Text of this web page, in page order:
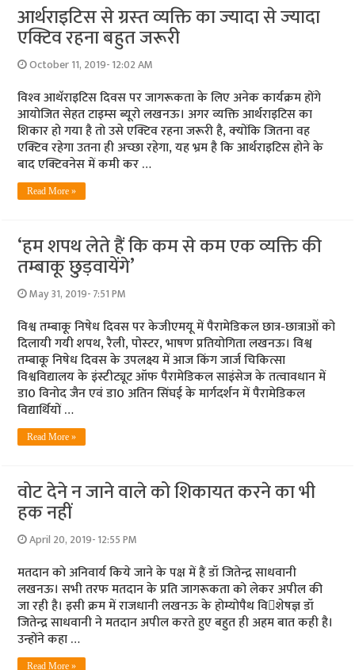
आर्थराइटिस से ग्रस्‍त व्‍यक्ति का ज्‍यादा से ज्‍यादा
एक्टिव रहना बहुत जरूरी
October 11, 2019- 12:02 AM
विश्‍व आथॅराइटिस दिवस पर जागरूकता के लिए अनेक कार्यक्रम होंगे
आयोजित सेहत टाइम्‍स ब्‍यूरो लखनऊ। अगर व्‍यक्ति आर्थराइटिस का
शिकार हो गया है तो उसे एक्टिव रहना जरूरी है, क्‍योंकि जितना वह
एक्टिव रहेगा उतना ही अच्‍छा रहेगा, यह भ्रम है कि आर्थराइटिस होने के
बाद एक्टिवनेस में कमी कर …
Read More »
‘हम शपथ लेते हैं कि कम से कम एक व्‍यक्ति की
तम्‍बाकू छुड़वायेंगे’
May 31, 2019- 7:51 PM
विश्व तम्बाकू निषेध दिवस पर केजीएमयू में पैरामेडिकल छात्र-छात्राओं को
दिलायी गयी शपथ, रैली, पोस्‍टर, भाषण प्रतियोगिता लखनऊ। विश्व
तम्बाकू निषेध दिवस के उपलक्ष्य में आज किंग जार्ज चिकित्सा
विश्वविद्यालय के इंस्टीट्यूट ऑफ पैरामेडिकल साइंसेज के तत्वावधान में
डा0 विनोद जैन एवं डा0 अतिन सिंघई के मार्गदर्शन में पैरामेडिकल
विद्यार्थियों …
Read More »
वोट देने न जाने वाले को शिकायत करने का भी
हक नहीं
April 20, 2019- 12:55 PM
मतदान को अनिवार्य किये जाने के पक्ष में हैं डॉ जितेन्‍द्र साधवानी
लखनऊ। सभी तरफ मतदान के प्रति जागरूकता को लेकर अपील की
जा रही है। इसी क्रम में राजधानी लखनऊ के होम्‍योपैथ विशेषज्ञ डॉ
जितेन्‍द्र साधवानी ने मतदान अपील करते हुए बहुत ही अहम बात कही है।
उन्‍होंने कहा …
Read More »